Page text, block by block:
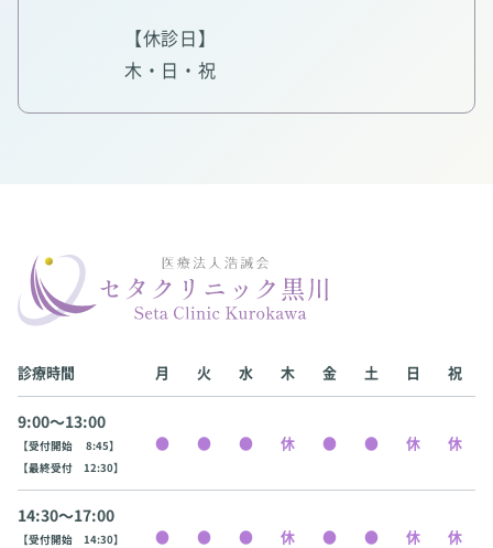
【休診日】
木・日・祝
診療時間 月 火 水 木 金 土 日 祝
9:00〜13:00
【受付開始 8:45】
【最終受付 12:30】
14:30〜17:00
【受付開始 14:30】